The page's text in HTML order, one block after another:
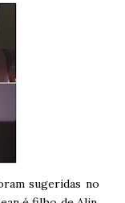
sugeridas no